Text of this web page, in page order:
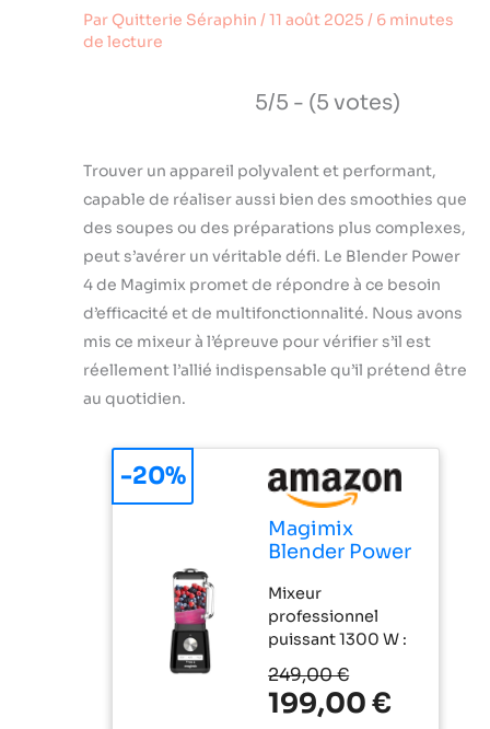
Par Quitterie Séraphin /11 août 2025 / 6 minutes
de lecture
5/5 - (5 votes)
Trouver un appareil polyvalent et performant,
capable de réaliser aussi bien des smoothies que
des soupes ou des préparations plus complexes,
peut s’avérer un véritable défi. Le Blender Power
4 de Magimix promet de répondre à ce besoin
d’efficacité et de multifonctionnalité. Nous avons
mis ce mixeur à l’épreuve pour vérifier s’il est
réellement l’allié indispensable qu’il prétend être
au quotidien.
Magimix
Blender Power
Professionnel
4 - Blender
Électrique,
Hachoir,
Mixeur pour
Smoothie,
Mixeur
professionnel
puissant 1300 W :
Moteur
professionnel
haute
249,00 €
199,00 €
-20%